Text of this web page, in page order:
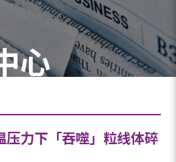
心
压力下「吞噬」粒线体碎